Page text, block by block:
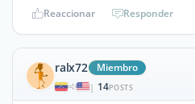
Reaccionar Responder
ralx72 Miembro
| 14POSTS